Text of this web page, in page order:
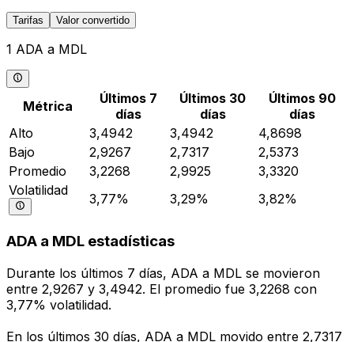
Tarifas Valor convertido
1 ADA a MDL
Métrica
Últimos 7
días
Últimos 30
días
Últimos 90
días
Alto
3,4942 3,4942
4,8698
Bajo
2,9267 2,7317
2,5373
Promedio
3,2268 2,9925
3,3320
Volatilidad
3,77% 3,29% 3,82%
ADA a MDL estadísticas
Durante los últimos 7 días, ADA a MDL se movieron
entre 2,9267 y 3,4942. El promedio fue 3,2268 con
3,77% volatilidad.
En los últimos 30 días, ADA a MDL movido entre 2,7317